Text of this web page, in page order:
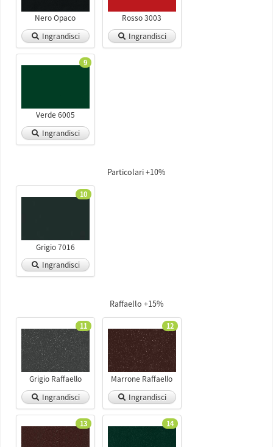
Nero Opaco
Ingrandisci
Rosso 3003
Ingrandisci
9
Verde 6005
Ingrandisci
Particolari +10%
10
Grigio 7016
Ingrandisci
Raffaello +15%
11
Grigio Raffaello
Ingrandisci
12
Marrone Raffaello
Ingrandisci
13 14